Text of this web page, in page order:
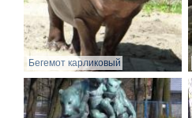
Бегемот карликовый